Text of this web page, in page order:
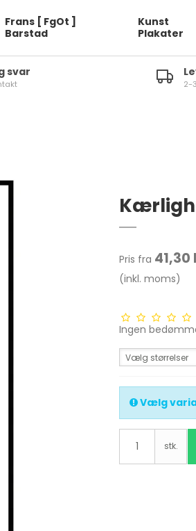
Frans [ FgOt ]
Barstad
Kunst
Plakater
svar
2-
Pris fra 41,30
(inkl. moms)
Ingen
Vælg størrelser
Vælg
stk.